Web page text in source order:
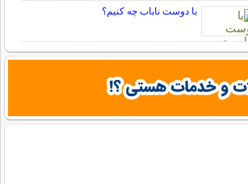
با دوست ناباب چه کنیم؟